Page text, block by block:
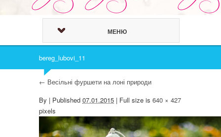
МЕНЮ
bereg_lubovi_11
← Весільні фуршети на лоні природи
By | Published 07.01.2015 | Full size is 640 × 427
pixels